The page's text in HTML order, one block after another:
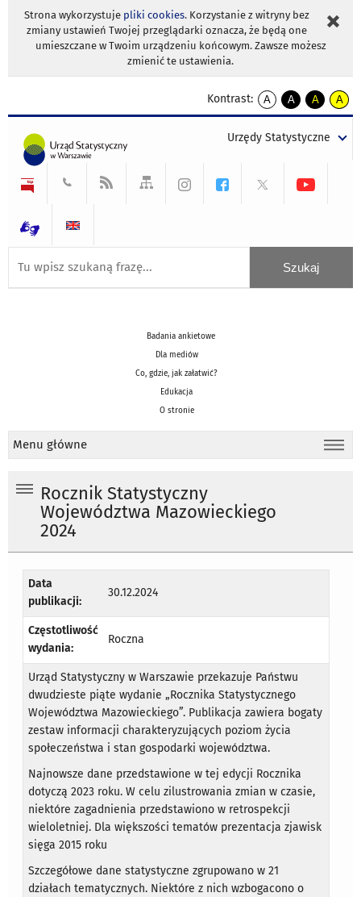
Strona wykorzystuje pliki cookies. Korzystanie z witryny bez
zmiany ustawień Twojej przeglądarki oznacza, że będą one
umieszczane w Twoim urządzeniu końcowym. Zawsze możesz
zmienić te ustawienia.
Kontrast:
A
kontrast
A
kontrast
tekst
czarnym
A
kontrast
tekst
czarnym
A
tekst
żółtym
Urzędy Statystyczne
Badania ankietowe
Dla mediów
Co, gdzie, jak załatwić?
Edukacja
O stronie
Menu główne
Rocznik Statystyczny
Województwa Mazowieckiego
2024
Data
publikacji:
30.12.2024
Częstotliwość
wydania:
Roczna
Urząd Statystyczny w Warszawie przekazuje Państwu
dwudzieste piąte wydanie „Rocznika Statystycznego
Województwa Mazowieckiego”. Publikacja zawiera bogaty
zestaw informacji charakteryzujących poziom życia
społeczeństwa i stan gospodarki województwa.
Najnowsze dane przedstawione w tej edycji Rocznika
dotyczą 2023 roku. W celu zilustrowania zmian w czasie,
niektóre zagadnienia przedstawiono w retrospekcji
wieloletniej. Dla większości tematów prezentacja zjawisk
sięga 2015 roku
Szczegółowe dane statystyczne zgrupowano w 21
działach tematycznych. Niektóre z nich wzbogacono o